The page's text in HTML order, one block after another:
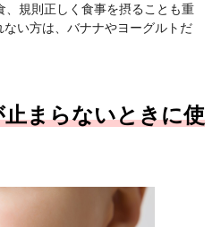
、規則正しく食事を摂ることも重
い方は、バナナやヨーグルトだ
まらないときに使